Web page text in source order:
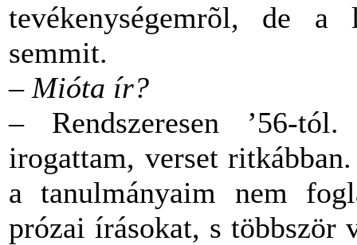
tevékenységemrõl, de
semmit.
– Mióta ír?
– Rendszeresen ’56-
irogattam, verset
a tanulmányaim nem
prózai írásokat, s többször